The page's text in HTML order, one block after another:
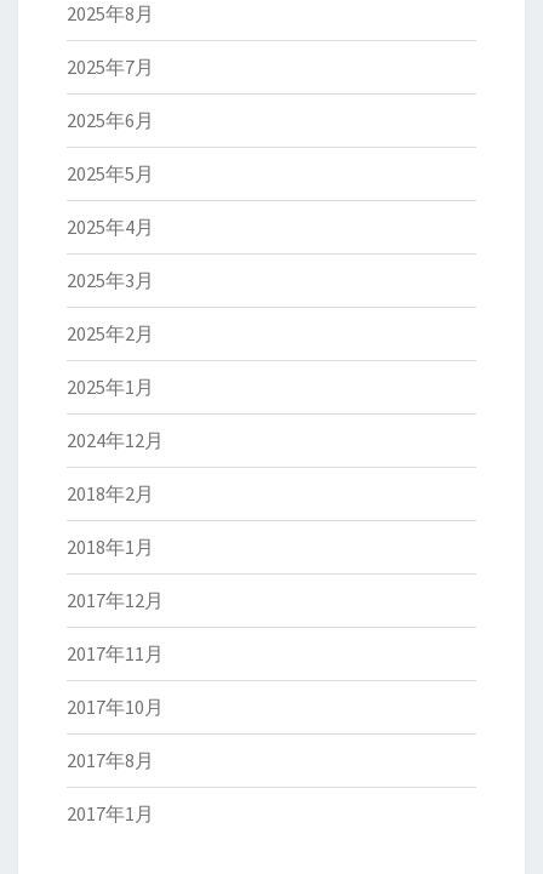
2025年8月
2025年7月
2025年6月
2025年5月
2025年4月
2025年3月
2025年2月
2025年1月
2024年12月
2018年2月
2018年1月
2017年12月
2017年11月
2017年10月
2017年8月
2017年1月